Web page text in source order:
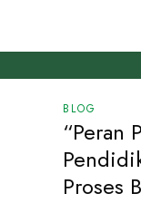
BLOG
“Peran
Proses